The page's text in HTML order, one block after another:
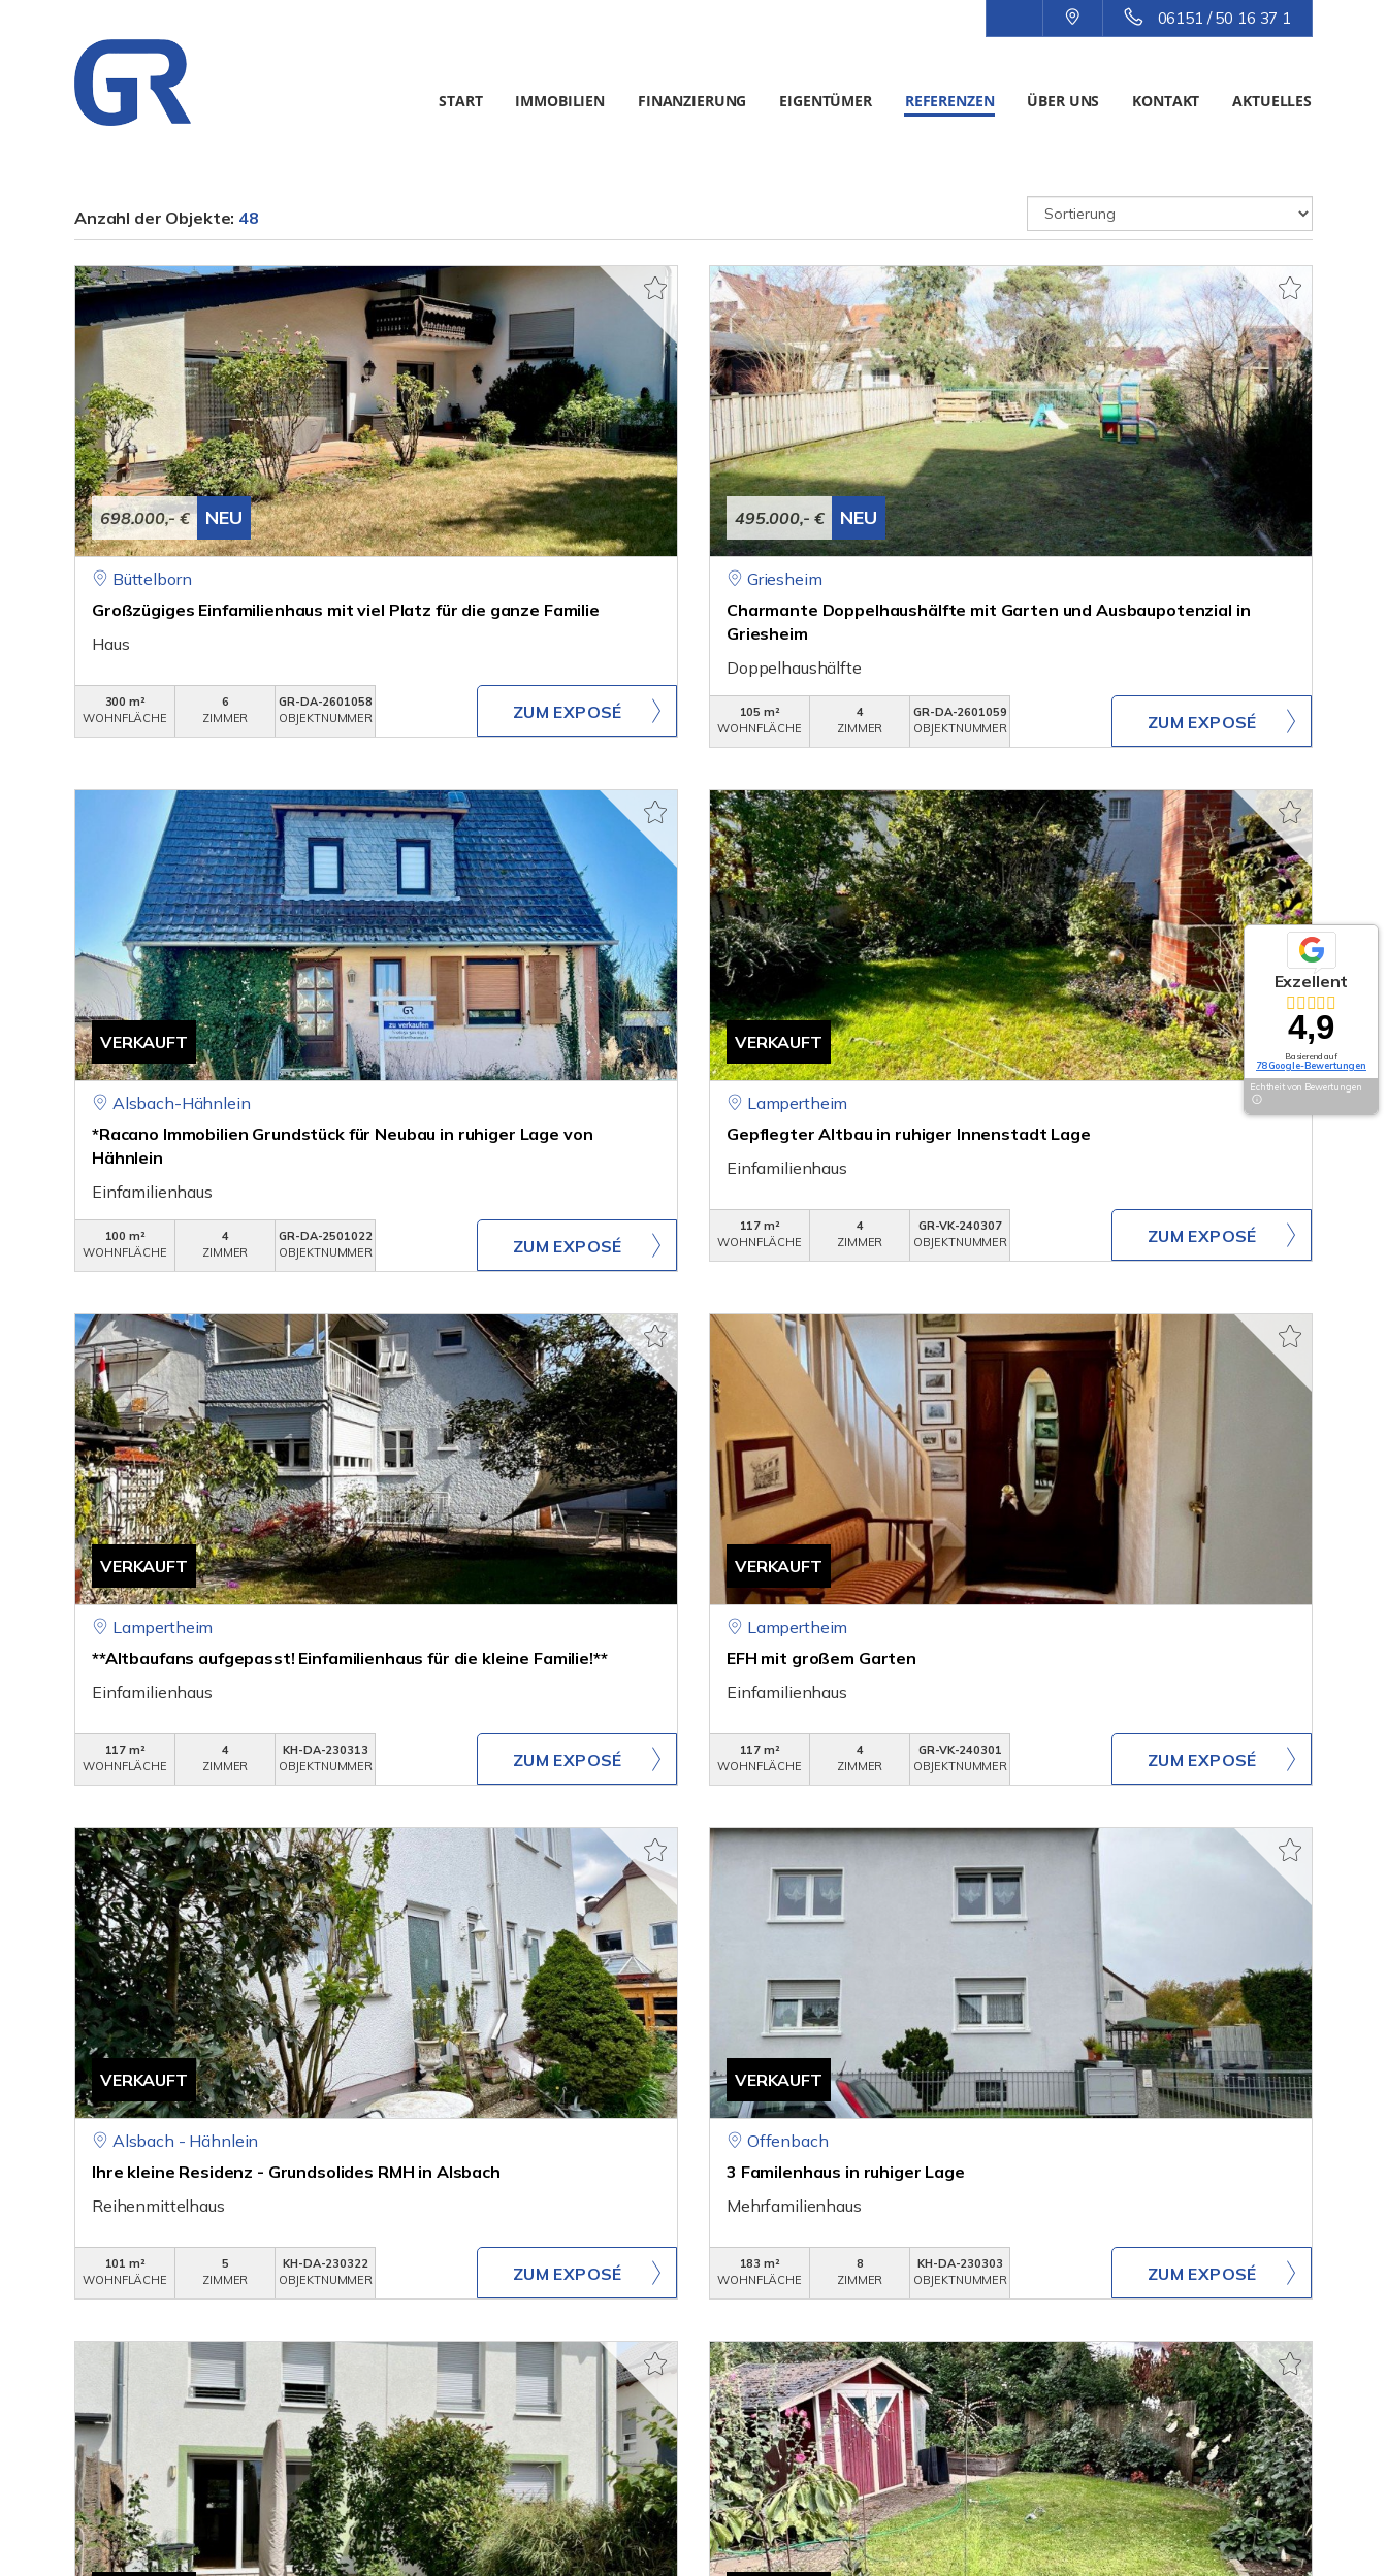
06151 / 50 16 37 1
START IMMOBILIEN FINANZIERUNG EIGENTÜMER REFERENZEN ÜBER UNS KONTAKT AKTUELLES
Anzahl der Objekte: 48
698.000,- € NEU
Büttelborn
Großzügiges Einfamilienhaus mit viel Platz für die ganze Familie
Haus
300 m²
WOHNFLÄCHE
6
ZIMMER
GR-DA-2601058
OBJEKTNUMMER
ZUM EXPOSÉ
495.000,- € NEU
Griesheim
Charmante Doppelhaushälfte mit Garten und Ausbaupotenzial in
Griesheim
Doppelhaushälfte
105 m²
WOHNFLÄCHE
4
ZIMMER
GR-DA-2601059
OBJEKTNUMMER
ZUM EXPOSÉ
VERKAUFT
Alsbach-Hähnlein
*Racano Immobilien Grundstück für Neubau in ruhiger Lage von
Hähnlein
Einfamilienhaus
100 m²
WOHNFLÄCHE
4
ZIMMER
GR-DA-2501022
OBJEKTNUMMER
ZUM EXPOSÉ
VERKAUFT
Lampertheim
Gepflegter Altbau in ruhiger Innenstadt Lage
Einfamilienhaus
117 m²
WOHNFLÄCHE
4
ZIMMER
GR-VK-240307
OBJEKTNUMMER
ZUM EXPOSÉ
VERKAUFT
Lampertheim
**Altbaufans aufgepasst! Einfamilienhaus für die kleine Familie!**
Einfamilienhaus
117 m²
WOHNFLÄCHE
4
ZIMMER
KH-DA-230313
OBJEKTNUMMER
ZUM EXPOSÉ
VERKAUFT
Lampertheim
EFH mit großem Garten
Einfamilienhaus
117 m²
WOHNFLÄCHE
4
ZIMMER
GR-VK-240301
OBJEKTNUMMER
ZUM EXPOSÉ
VERKAUFT
Alsbach - Hähnlein
Ihre kleine Residenz - Grundsolides RMH in Alsbach
Reihenmittelhaus
101 m²
WOHNFLÄCHE
5
ZIMMER
KH-DA-230322
OBJEKTNUMMER
ZUM EXPOSÉ
VERKAUFT
Offenbach
3 Familenhaus in ruhiger Lage
Mehrfamilienhaus
183 m²
WOHNFLÄCHE
8
ZIMMER
KH-DA-230303
OBJEKTNUMMER
ZUM EXPOSÉ
Exzellent
4,9
Basierend auf
78 Google-Bewertungen
Echtheit von Bewertungen